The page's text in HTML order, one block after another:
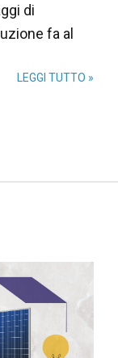
di
fa al
LEGGI TUTTO »